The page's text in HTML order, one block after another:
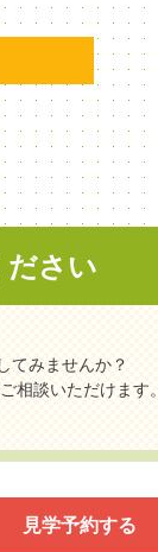
ださい
てみませんか？
相談いただけます
見学予約する